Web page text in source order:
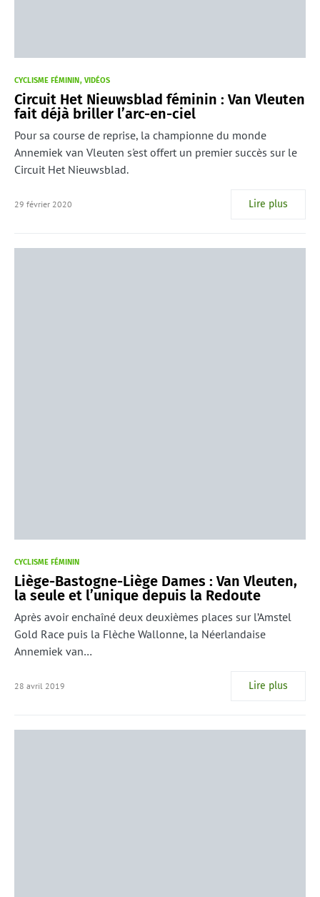
CYCLISME FÉMININ VIDÉOS
Circuit Het Nieuwsblad féminin : Van Vleuten
fait déjà briller l’arc-en-ciel
Pour sa course de reprise, la championne du monde
Annemiek van Vleuten s'est offert un premier succès sur le
Circuit Het Nieuwsblad.
29 février 2020 Lire plus
CYCLISME FÉMININ
Liège-Bastogne-Liège Dames : Van Vleuten,
la seule et l’unique depuis la Redoute
Après avoir enchaîné deux deuxièmes places sur l’Amstel
Gold Race puis la Flèche Wallonne, la Néerlandaise
Annemiek van…
28 avril 2019 Lire plus